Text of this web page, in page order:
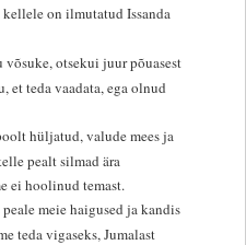
on ilmutatud Issanda
võsuke, otsekui juur põuasest
et teda vaadata, ega olnud
hüljatud, valude mees ja
pealt silmad ära
ei hoolinud temast.
meie haigused ja kandis
teda vigaseks, Jumalast